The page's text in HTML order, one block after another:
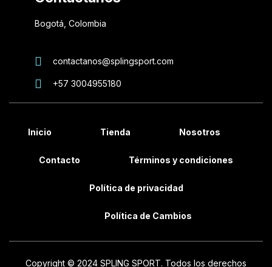
Bogotá, Colombia
contactanos@splingsport.com
+57 3004955180
Inicio Tienda Nosotros
Contacto Términos y condiciones
Política de privacidad
Política de Cambios
Copyright © 2024 SPLING SPORT. Todos los derechos